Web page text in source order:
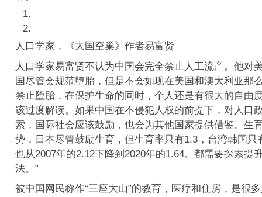
人口学家，《大国空巢》作者易富贤
人口学家易富贤不认为中国会完全禁止人工流产。他对
国尽管会规范堕胎，但是不会如现在美国和澳大利亚那
禁止堕胎，在保护生命的同时，个人还是有很大的自由
该过度解读。如果中国在不侵犯人权的前提下，对人口
索，国际社会应该鼓励，也会为其他国家提供借鉴。生
势，日本尽管鼓励生育，但生育率只有1.3，台湾韩国只
也从2007年的2.12下降到2020年的1.64。都需要探索提
法。”
被中国网民称作“三座大山”的教育，医疗和住房，是很